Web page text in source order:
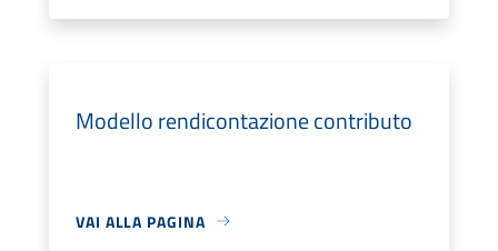
Modello rendicontazione contributo
VAI ALLA PAGINA